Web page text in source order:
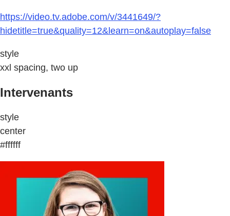
https://video.tv.adobe.com/v/3441649/?
hidetitle=true&quality=12&learn=on&autoplay=false
style
xxl spacing, two up
Intervenants
style
center
#ffffff